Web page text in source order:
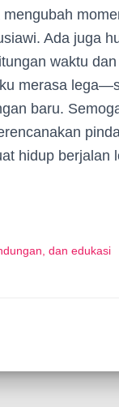
Ada juga
waktu
merasa
baru.
hidup berjalan
dan edukasi